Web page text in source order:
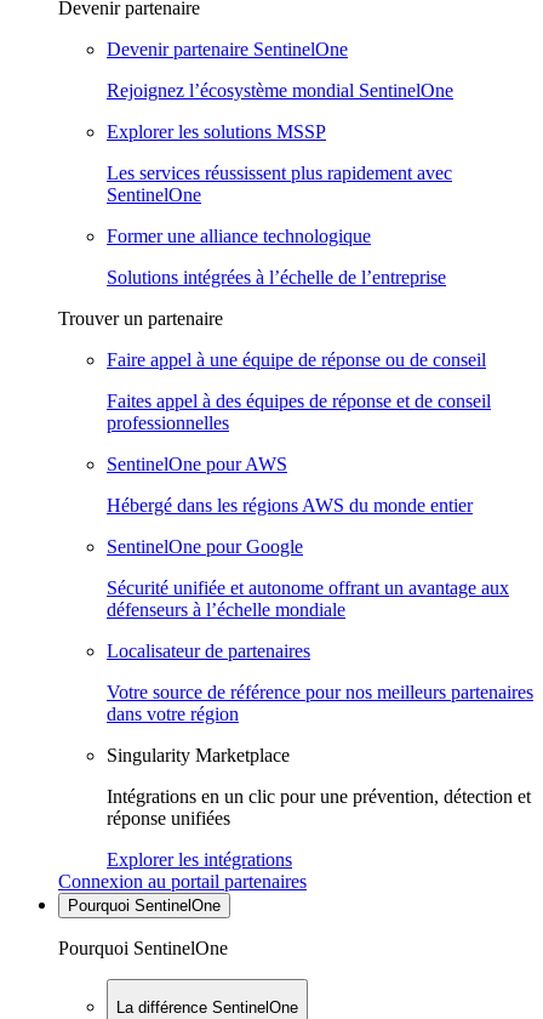
Devenir partenaire
Devenir partenaire SentinelOne
Rejoignez l’écosystème mondial SentinelOne
Explorer les solutions MSSP
Les services réussissent plus rapidement avec
SentinelOne
Former une alliance technologique
Solutions intégrées à l’échelle de l’entreprise
Trouver un partenaire
Faire appel à une équipe de réponse ou de conseil
Faites appel à des équipes de réponse et de conseil
professionnelles
SentinelOne pour AWS
Hébergé dans les régions AWS du monde entier
SentinelOne pour Google
Sécurité unifiée et autonome offrant un avantage aux
défenseurs à l’échelle mondiale
Localisateur de partenaires
Votre source de référence pour nos meilleurs partenaires
dans votre région
Singularity Marketplace
Intégrations en un clic pour une prévention, détection et
réponse unifiées
Explorer les intégrations
Connexion au portail partenaires
Pourquoi SentinelOne
Pourquoi SentinelOne
La différence SentinelOne